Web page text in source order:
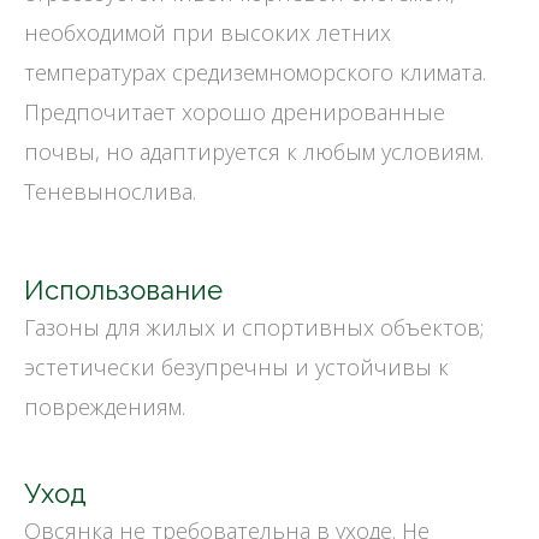
необходимой при высоких летних
температурах средиземноморского климата.
Предпочитает хорошо дренированные
почвы, но адаптируется к любым условиям.
Теневынослива.
Использование
Газоны для жилых и спортивных объектов;
эстетически безупречны и устойчивы к
повреждениям.
Уход
Овсянка не требовательна в уходе. Не